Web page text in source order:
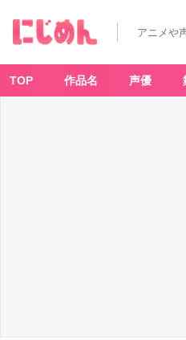
アニメや
TOP 作品名 声優